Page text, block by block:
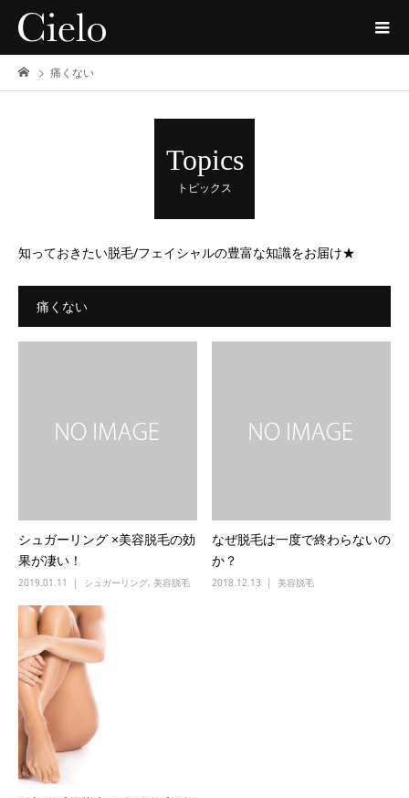
痛くない
Topics
トピックス
知っておきたい脱毛/フェイシャルの豊富な知識をお届け★
痛くない
シュガーリング ×美容脱毛の効
果が凄い！
2019.01.11 シュガーリング, 美容脱毛
なぜ脱毛は一度で終わらないの
か？
2018.12.13 美容脱毛